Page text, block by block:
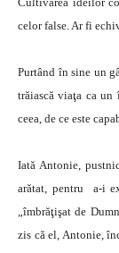
celor false. Ar fi
Purtând în sine un
trăiască viaţa ca
ceea, de ce este
Iată Antonie,
arătat, pentru a-i
„îmbrăţişat de
zis că el, Antonie,